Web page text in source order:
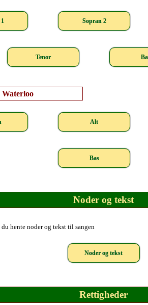
Sopran 2
Tenor
Waterloo
Alt
Bas
Noder og tekst
hente noder og tekst til sangen
Noder og tekst
Rettigheder